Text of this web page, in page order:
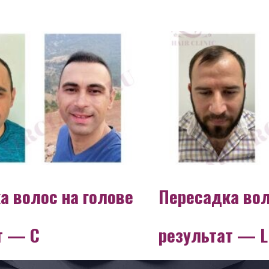
волос на голове
— C
Пересадка
результат — L